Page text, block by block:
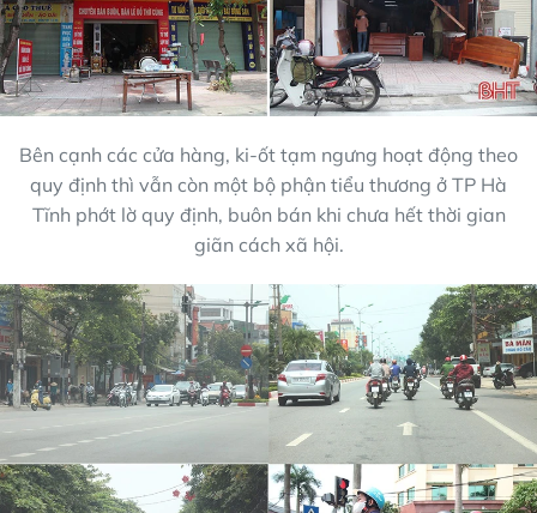
Bên cạnh các cửa hàng, ki-ốt tạm ngưng hoạt động theo
quy định thì vẫn còn một bộ phận tiểu thương ở TP Hà
Tĩnh phớt lờ quy định, buôn bán khi chưa hết thời gian
giãn cách xã hội.